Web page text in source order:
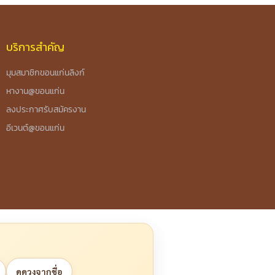
บริการสำคัญ
มุมสมาชิกขอนแก่นลิงก์
หางาน@ขอนแก่น
ลงประกาศรับสมัครงาน
อีเวนต์@ขอนแก่น
ดูดวงจากชื่อ